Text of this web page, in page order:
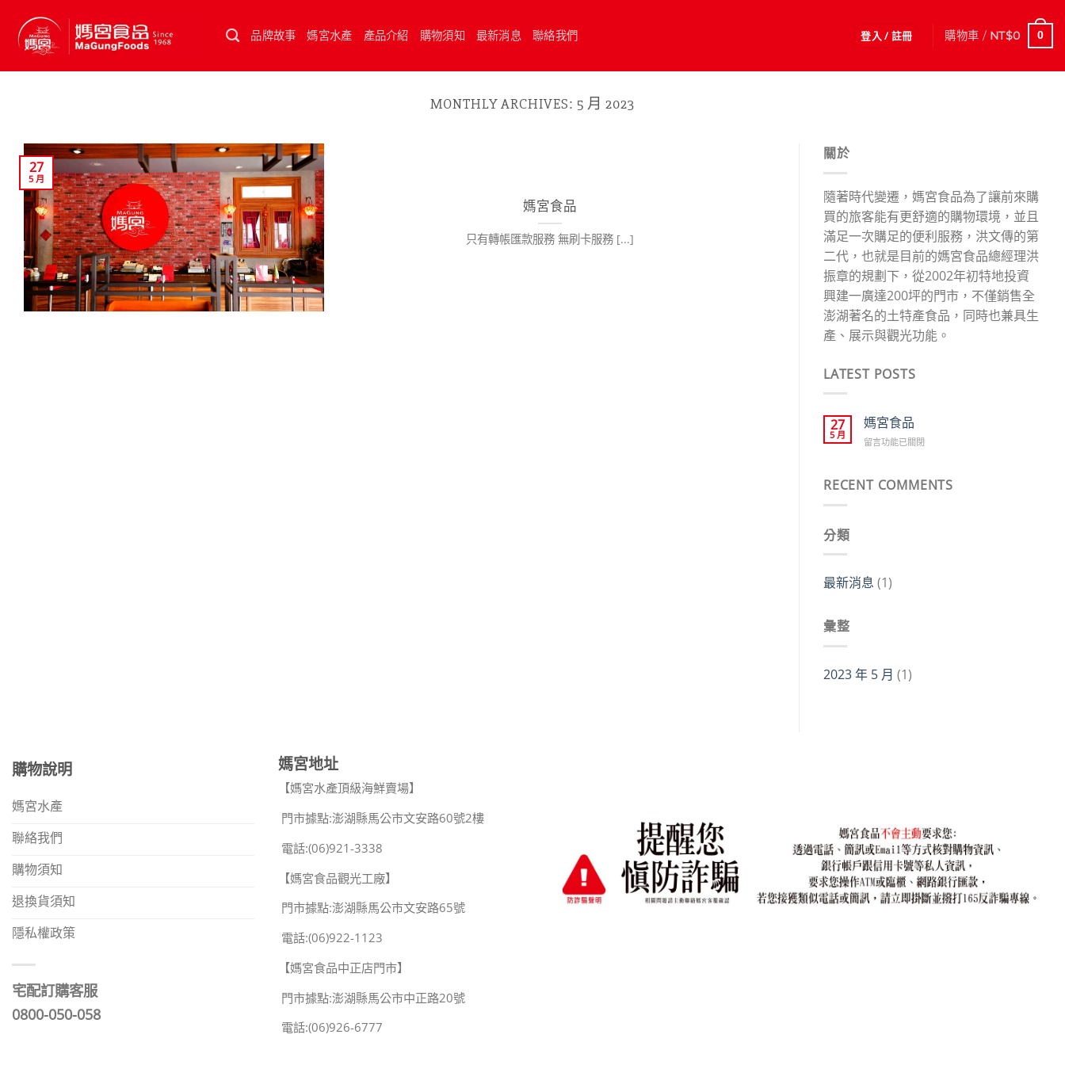
content
品牌故事 媽宮水產 產品介紹 購物須知 最新消息 聯絡我們 登入 / 註冊 購物車 / NT$0 0
MONTHLY ARCHIVES: 5 月 2023
媽宮食品
只有轉帳匯款服務 無刷卡服務 [...]
27
5 月
關於
隨著時代變遷，媽宮食品為了讓前來購
買的旅客能有更舒適的購物環境，並且
滿足一次購足的便利服務，洪文傳的第
二代，也就是目前的媽宮食品總經理洪
振章的規劃下，從2002年初特地投資
興建一廣達200坪的門市，不僅銷售全
澎湖著名的土特產食品，同時也兼具生
產、展示與觀光功能。
LATEST POSTS
27
5 月
媽宮食品
在
食
留言功能已關閉
RECENT COMMENTS
分類
最新消息 (1)
彙整
2023 年 5 月 (1)
購物說明
媽宮水產
聯絡我們
購物須知
退換貨須知
隱私權政策
宅配訂購客服
0800-050-058
媽宮地址
【媽宮水產頂級海鮮賣場】
門市據點:澎湖縣馬公市文安路60號2樓
電話:(06)921-3338
【媽宮食品觀光工廠】
門市據點:澎湖縣馬公市文安路65號
電話:(06)922-1123
【媽宮食品中正店門市】
門市據點:澎湖縣馬公市中正路20號
電話:(06)926-6777